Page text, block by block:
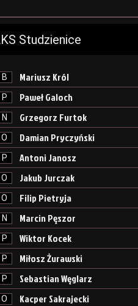
Studzienice
B Mariusz Król
P Paweł Galoch
N Grzegorz Furtok
O Damian Pryczyński
P Antoni Janosz
O Jakub Jurczak
O Filip Pietryja
N Marcin Pęszor
P Wiktor Kocek
P Miłosz Żurawski
P Sebastian Węglarz
O Kacper Sakrajecki